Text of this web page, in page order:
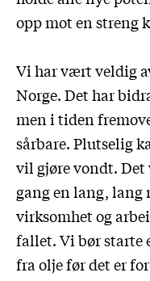
opp mot en streng
Vi har vært veldig
Norge. Det har
men i tiden
sårbare. Plutselig
vil gjøre vondt.
gang en lang, lang
virksomhet og
fallet. Vi bør
fra olje før det er